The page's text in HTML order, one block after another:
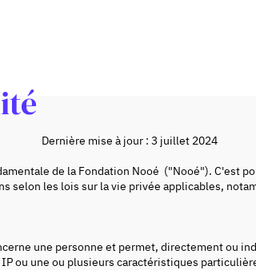
Dernière mise à jour : 3 juillet 2024
de la Fondation Nooé ("Nooé"). C'est
selon les lois sur la vie privée applicables,
une personne et permet, directement ou
ou une ou plusieurs caractéristiques